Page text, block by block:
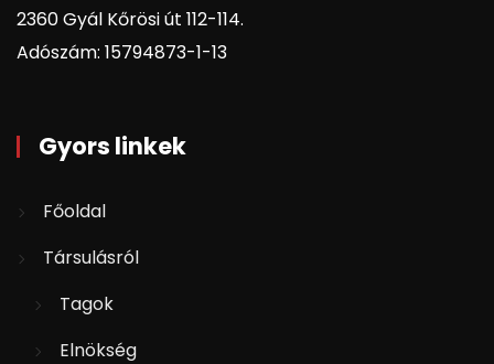
2360 Gyál Kőrösi út 112-114.
Adószám: 15794873-1-13
Gyors linkek
Főoldal
Társulásról
Tagok
Elnökség